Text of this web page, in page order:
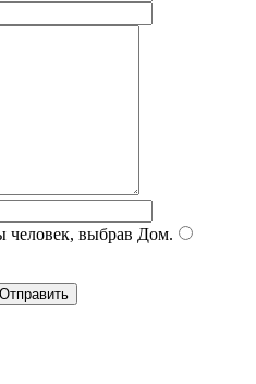
человек, выбрав Дом.